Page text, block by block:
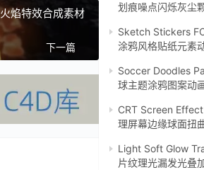
焰特效合成素材
下一篇
划痕噪点闪烁灰尘
Sketch Stickers
涂鸦风格贴纸元素
Soccer Doodles
球主题涂鸦图案动
CRT Screen
理屏幕边缘球面扭
Light Soft Glow
片纹理光漏发光叠